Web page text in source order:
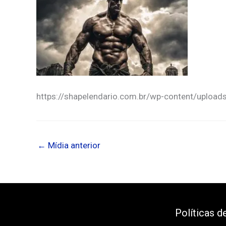
https://shapelendario.com.br/wp-content/
← Mídia anterior
Políticas